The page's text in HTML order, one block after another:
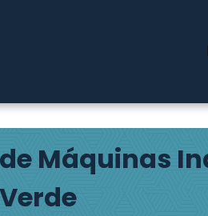
2149 - Pouso Alegre - Ribeirão Pires /
Máquinas